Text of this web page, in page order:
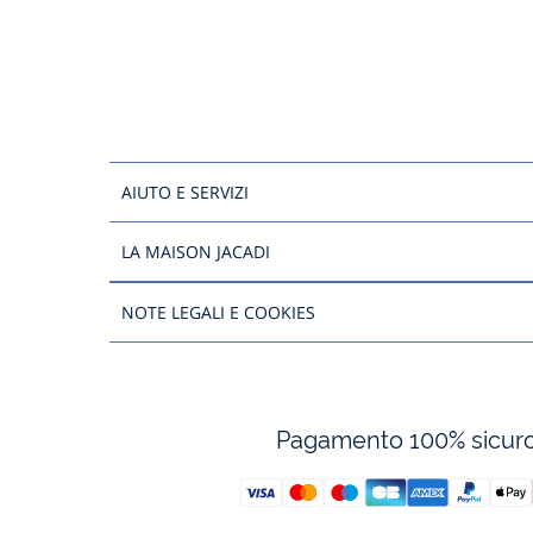
AIUTO E SERVIZI
LA MAISON JACADI
NOTE LEGALI E COOKIES
Pagamento 100%